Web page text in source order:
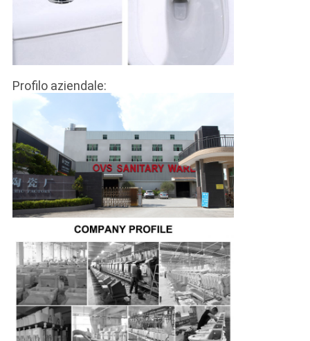
Profilo aziendale: